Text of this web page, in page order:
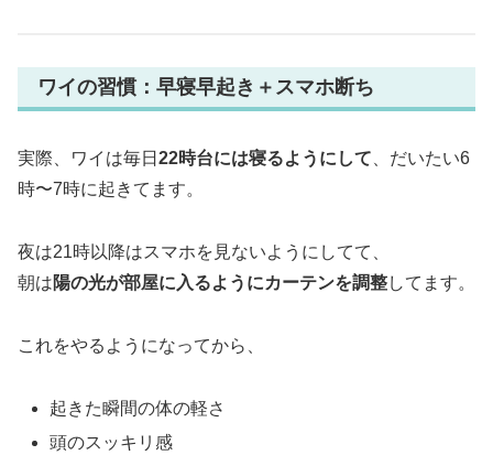
ワイの習慣：早寝早起き＋スマホ断ち
実際、ワイは毎日 22時台には寝るようにして 、だいたい6
時〜7時に起きてます。
夜は21時以降はスマホを見ないようにしてて、
朝は陽の光が部屋に入るようにカーテンを調整してます。
これをやるようになってから、
起きた瞬間の体の軽さ
頭のスッキリ感